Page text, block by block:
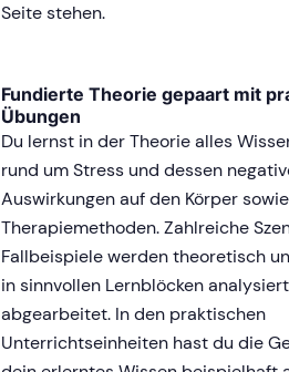
Seite stehen.
Fundierte Theorie gepaart mit
Übungen
Du lernst in der Theorie alles
rund um Stress und dessen
Auswirkungen auf den Körper
Therapiemethoden. Zahlreiche
Fallbeispiele werden theoretisch
in sinnvollen Lernblöcken
abgearbeitet. In den praktischen
Unterrichtseinheiten hast du die